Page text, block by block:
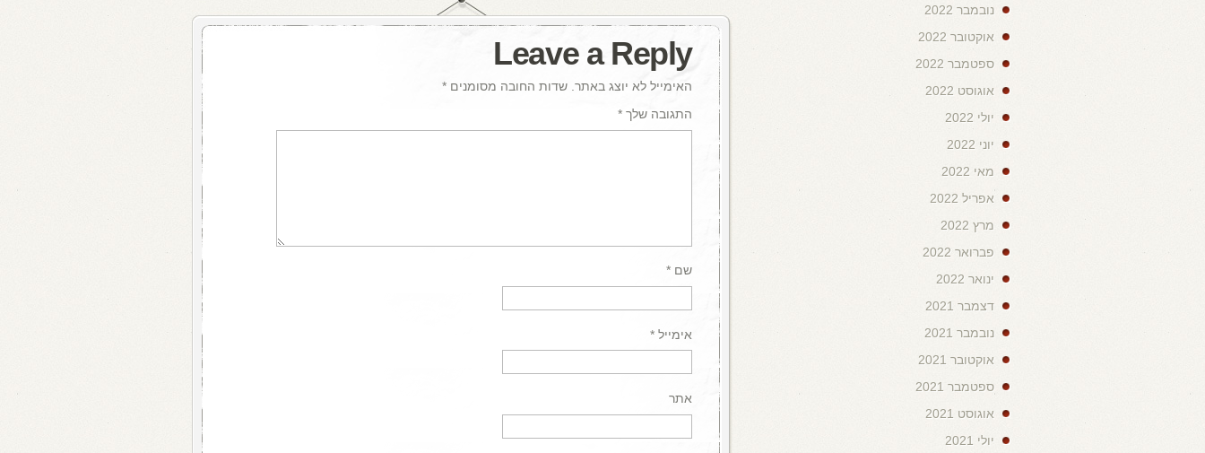
Leave a Reply
האימייל לא יוצג באתר. שדות החובה מסומנים *
התגובה שלך *
שם *
אימייל *
אתר
נובמבר 2022
אוקטובר 2022
ספטמבר 2022
אוגוסט 2022
יולי 2022
יוני 2022
מאי 2022
אפריל 2022
מרץ 2022
פברואר 2022
ינואר 2022
דצמבר 2021
נובמבר 2021
אוקטובר 2021
ספטמבר 2021
אוגוסט 2021
יולי 2021